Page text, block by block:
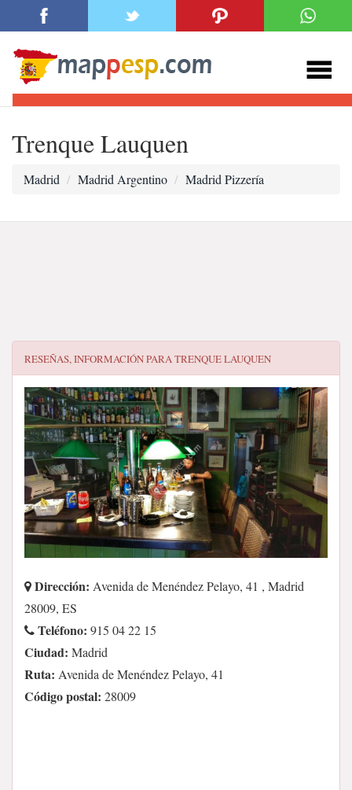
Trenque Lauquen
Madrid Madrid Argentino Madrid Pizzería
RESEÑAS, INFORMACIÓN PARATRENQUE LAUQUEN
Dirección: Avenida de Menéndez Pelayo, 41 , Madrid
28009, ES
Teléfono: 915 04 22 15
Ciudad: Madrid
Ruta: Avenida de Menéndez Pelayo, 41
Código postal: 28009